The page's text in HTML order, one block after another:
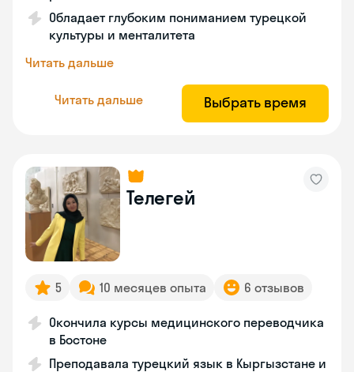
Обладает глубоким пониманием турецкой
культуры и менталитета
Читать дальше
Читать дальше Выбрать время
Телегей
5 10 месяцев опыта 6 отзывов
Окончила курсы медицинского переводчика
в Бостоне
Преподавала турецкий язык в Кыргызстане и